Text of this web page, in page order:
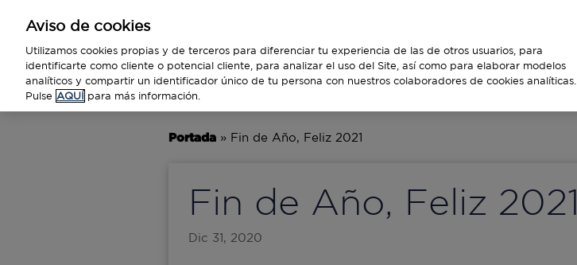
BUSINESS TECNOLOGÍA VIAJES
Portada » Fin de Año, Feliz 2021
Fin de Año, Feliz 2021
Dic 31, 2020
Aviso de cookies
Utilizamos cookies propias y de terceros para diferenciar tu experiencia de las de otros usuarios, para
identificarte como cliente o potencial cliente, para analizar el uso del Site, así como para elaborar modelos
analíticos y compartir un identificador único de tu persona con nuestros colaboradores de cookies analíticas.
Pulse AQUÍ para más información.